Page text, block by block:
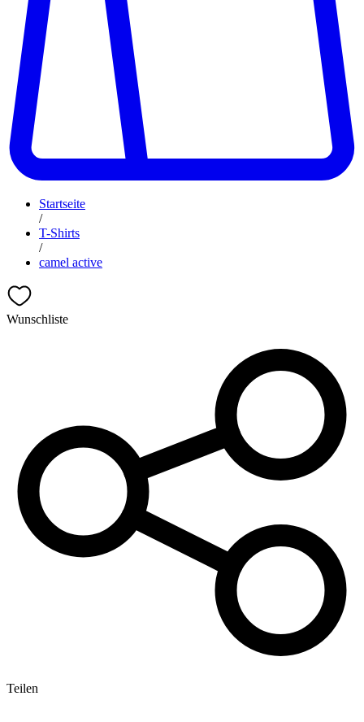
Startseite
/
T-Shirts
/
camel active
Wunschliste
Teilen